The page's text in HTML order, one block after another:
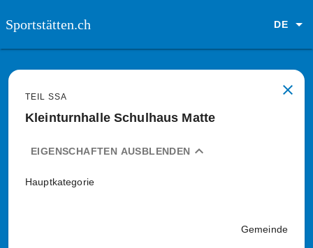
Sportstätten.ch DE
close
TEIL SSA
Kleinturnhalle Schulhaus Matte
expand_less
EIGENSCHAFTEN AUSBLENDEN
Hauptkategorie
Gemeinde